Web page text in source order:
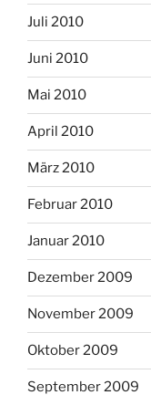
Juli 2010
Juni 2010
Mai 2010
April 2010
März 2010
Februar 2010
Januar 2010
Dezember 2009
November 2009
Oktober 2009
September 2009